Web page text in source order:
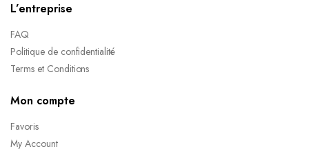
L’entreprise
FAQ
Politique de confidentialité
Terms et Conditions
Mon compte
Favoris
My Account